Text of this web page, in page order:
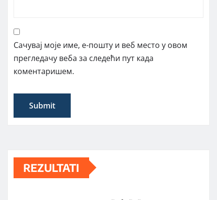
Сачувај моје име, е-пошту и веб место у овом
прегледачу веба за следећи пут када
коментаришем.
REZULTATI